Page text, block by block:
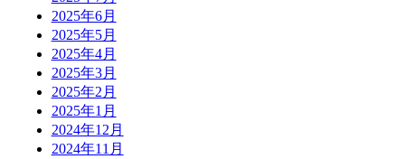
2025年6月
2025年5月
2025年4月
2025年3月
2025年2月
2025年1月
2024年12月
2024年11月